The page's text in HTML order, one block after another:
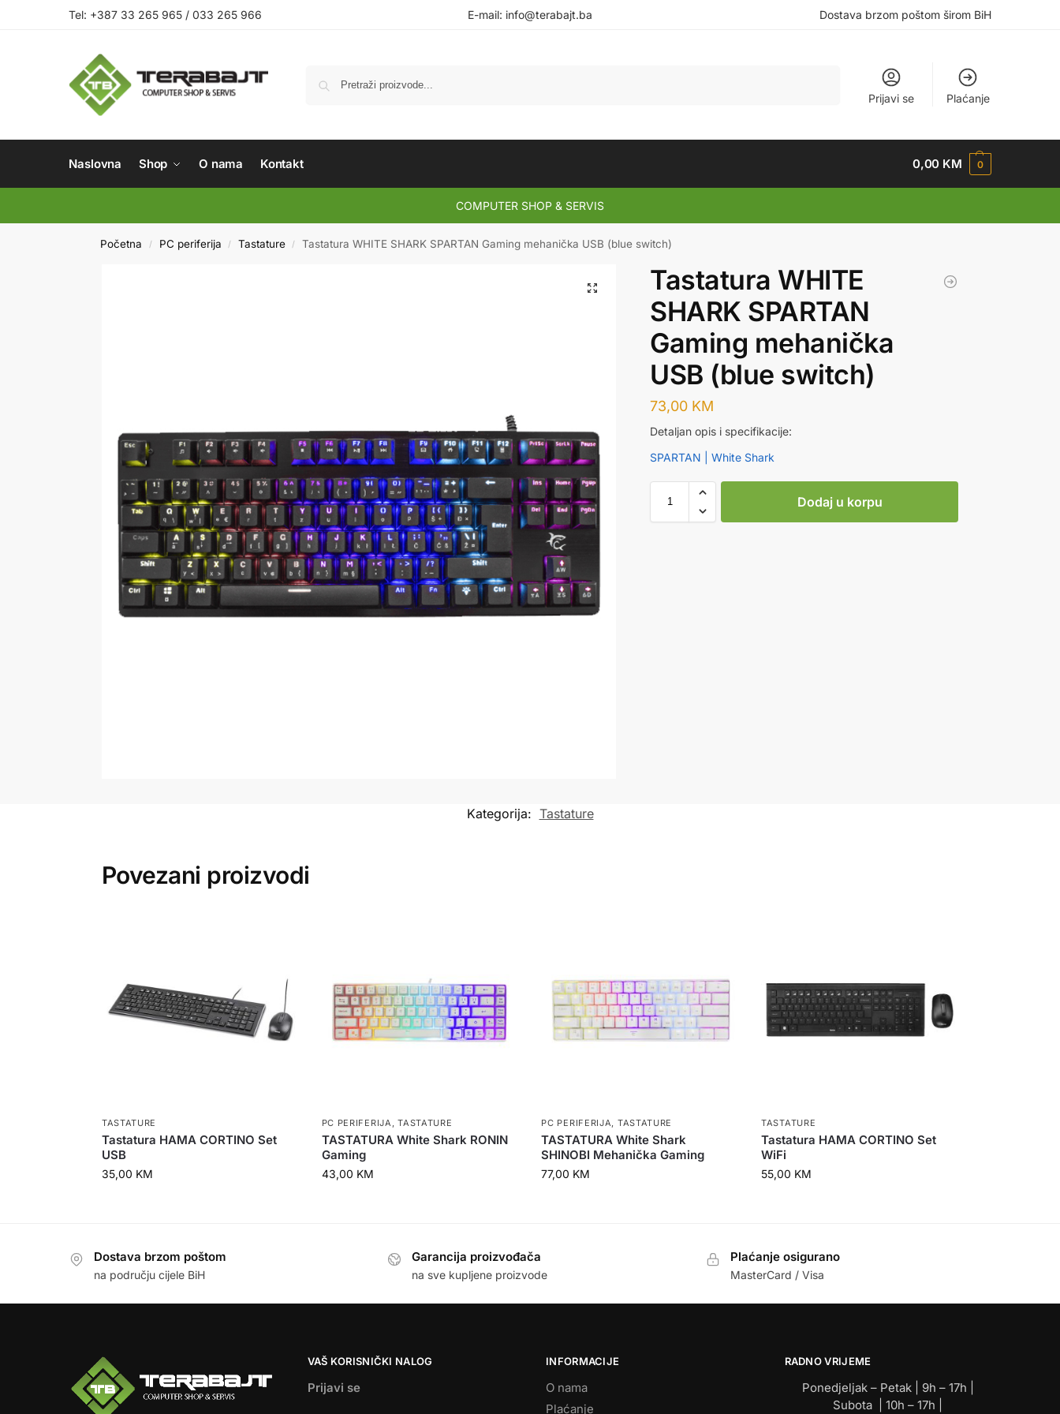
Tel: +387 33 265 965 / 033 265 966 E-mail: info@terabajt.ba Dostava brzom poštom širom BiH
Prijavi se Plaćanje
Naslovna Shop O nama Kontakt 0,00 KM 0
COMPUTER SHOP & SERVIS
Početna / PC periferija / Tastature / Tastatura WHITE SHARK SPARTAN Gaming mehanička USB (blue switch)
Tastatura WHITE
SHARK SPARTAN
Gaming mehanička
USB (blue switch)
73,00 KM
Detaljan opis i specifikacije:
SPARTAN | White Shark
Dodaj u korpu
Kategorija: Tastature
Povezani proizvodi
TASTATURE
Tastatura HAMA CORTINO Set
USB
35,00 KM
PC PERIFERIJA,TASTATURE
TASTATURA White Shark RONIN
Gaming
43,00 KM
PC PERIFERIJA, TASTATURE
TASTATURA White Shark
SHINOBI Mehanička Gaming
77,00 KM
TASTATURE
Tastatura HAMA CORTINO Set
WiFi
55,00 KM
Dostava brzom poštom
na području cijele BiH
Garancija proizvođača
na sve kupljene proizvode
Plaćanje osigurano
MasterCard / Visa
VAŠ KORISNIČKI NALOG
Prijavi se
INFORMACIJE
O nama
Plaćanje
RADNO VRIJEME
Ponedjeljak – Petak | 9h – 17h |
Subota | 10h – 17h |